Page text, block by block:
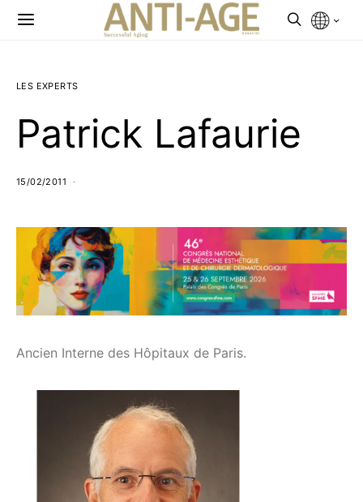
LES EXPERTS
Patrick Lafaurie
15/02/2011
Ancien Interne des Hôpitaux de Paris.